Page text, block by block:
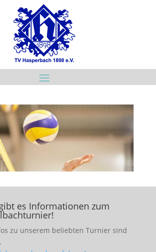
es Informationen zum
zu unserem beliebten Turnier sind